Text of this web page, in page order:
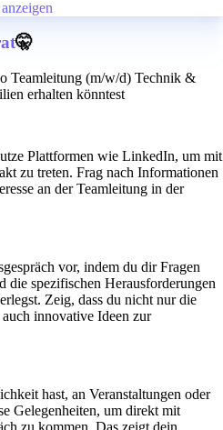
🤫
Teamleitung (m/w/d) Technik &
erhalten könntest
Plattformen wie LinkedIn, um mit
zu treten. Frag nach Informationen
an der Teamleitung in der
vor, indem du dir Fragen
die spezifischen Herausforderungen
Zeig, dass du nicht nur die
innovative Ideen zur
hast, an Veranstaltungen oder
Gelegenheiten, um direkt mit